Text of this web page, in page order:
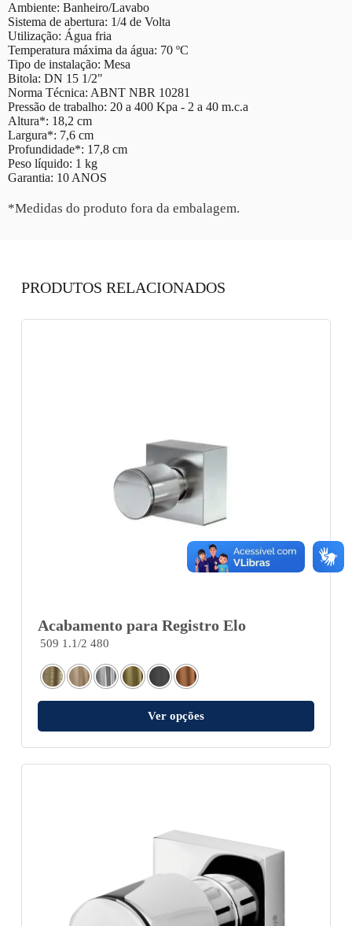
Ambiente: Banheiro/Lavabo
Sistema de abertura: 1/4 de Volta
Utilização: Água fria
Temperatura máxima da água: 70 ºC
Tipo de instalação: Mesa
Bitola: DN 15 1/2"
Norma Técnica: ABNT NBR 10281
Pressão de trabalho: 20 a 400 Kpa - 2 a 40 m.c.a
Altura*: 18,2 cm
Largura*: 7,6 cm
Profundidade*: 17,8 cm
Peso líquido: 1 kg
Garantia: 10 ANOS
*Medidas do produto fora da embalagem.
PRODUTOS RELACIONADOS
Acabamento para Registro Elo
509 1.1/2 480
Ver opções